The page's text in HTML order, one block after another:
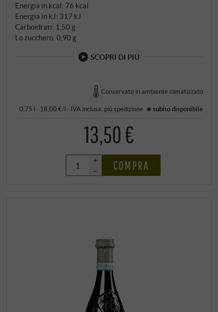
Energia in kcal: 76 kcal
Energia in kJ: 317 kJ
Carboidrati: 1,50 g
Lo zucchero: 0,90 g
SCOPRI DI PIÙ
Conservato in ambiente climatizzato
0,75 l · 18,00 €/l · IVA inclusa, piùspedizione subito disponibile
13,50 €
+
–
COMPRA